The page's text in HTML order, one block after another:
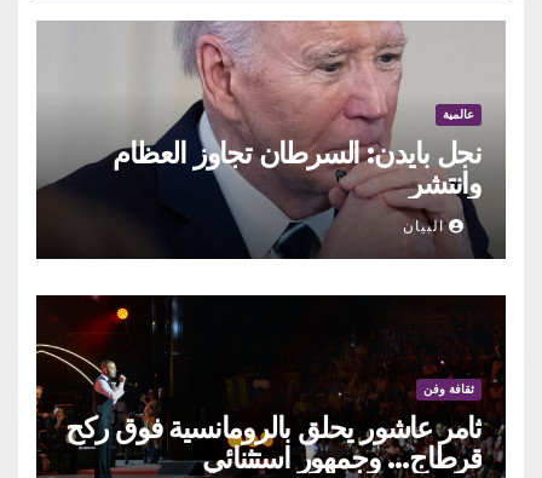
عالمية
نجل بايدن: السرطان تجاوز العظام
وانتشر
البيان
ثقافة وفن
ثامر عاشور يحلق بالرومانسية فوق ركح
قرطاج… وجمهور استثنائي